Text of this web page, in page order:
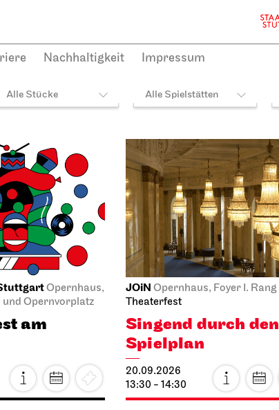
Nachhaltigkeit Impressum
Alle Stücke Alle Spielstätten
Opernhaus,
und Opernvorplatz
am
JOiN Opernhaus, Foyer I. Rang
Theaterfest
Singend durch den
Spielplan
20.09.2026
13:30 - 14:30